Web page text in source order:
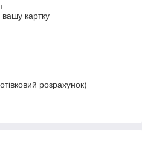
картку
розрахунок)